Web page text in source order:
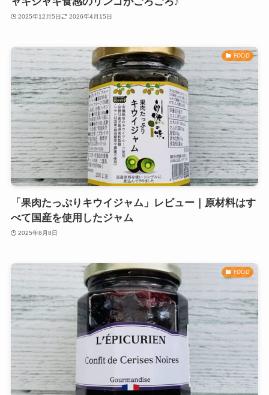
2025年12月5日 2026年4月15日
FOOD
「果肉たっぷりキウイジャム」レビュー｜原材料はす
べて国産を使用したジャム
2025年8月8日
FOOD